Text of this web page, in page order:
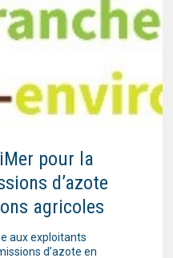
pour la
d’azote
agricoles
aux exploitants
d’azote en